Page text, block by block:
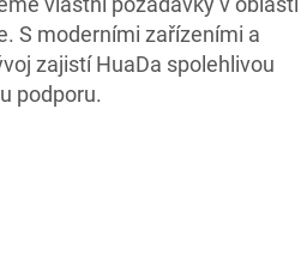
S moderními zařízeními a
zajistí HuaDa spolehlivou
podporu.